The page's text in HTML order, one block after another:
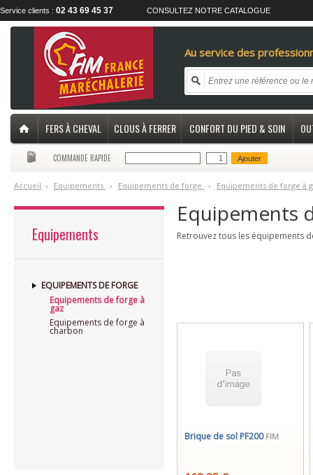
Service clients : 02 43 69 45 37 CONSULTEZ NOTRE CATALOGUE
Au service des
FERS À CHEVAL CLOUS À FERRER CONFORT DU PIED & SOIN
COMMANDE RAPIDE Ajouter
Accueil › Equipements › Equipements de forge › Equipements de forge à
Equipements
EQUIPEMENTS DE FORGE
Equipements de forge à
gaz
Equipements de forge à
charbon
Equipements
Retrouvez tous les équipements
Brique de sol PF200 FIM